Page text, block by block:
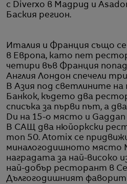
с Diverxo в Мадрид и
Баския регион.
Италия и Франция също
в Европа, като пет
четири във Франция
Англия Лондон спечели
В Азия под светлините
Банкок, където два
списъка за първи път, а
Du на 15-о място и
В САЩ два нюйоркски
топ 50. Atomix се
миналогодишното място
наградата за най-високо
най-добър ресторант в
Дългогодишният фаворит